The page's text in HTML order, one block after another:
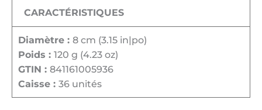
CARACTÉRISTIQUES
Diamètre : 8 cm (3.15 in|po)
Poids : 120 g (4.23 oz)
GTIN : 841161005936
Caisse : 36 unités